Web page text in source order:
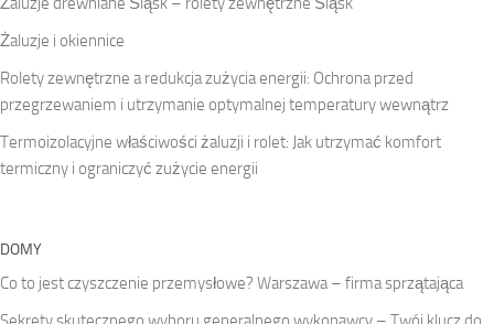
Żaluzje i okiennice
Rolety zewnętrzne a redukcja zużycia energii: Ochrona przed
przegrzewaniem i utrzymanie optymalnej temperatury wewnątrz
Termoizolacyjne właściwości żaluzji i rolet: Jak utrzymać komfort
termiczny i ograniczyć zużycie energii
DOMY
Co to jest czyszczenie przemysłowe? Warszawa – firma sprzątająca